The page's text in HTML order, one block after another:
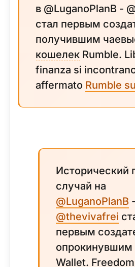
в @LuganoPlanB -
стал первым
получившим
кошелек Rumble.
finanza si
affermato Rumble
Исторический
случай на
@LuganoPlanB -
@thevivafrei
первым
опрокинувшим
Wallet.